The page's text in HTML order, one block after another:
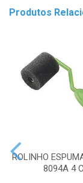
Produtos
ROLINHO
8094A 4